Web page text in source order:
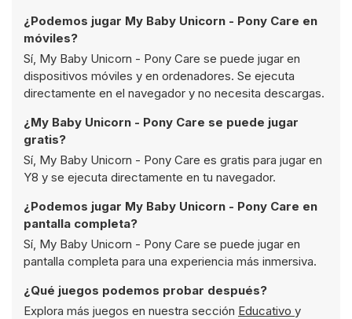
¿Podemos jugar My Baby Unicorn - Pony Care en
móviles?
Sí, My Baby Unicorn - Pony Care se puede jugar en
dispositivos móviles y en ordenadores. Se ejecuta
directamente en el navegador y no necesita descargas.
¿My Baby Unicorn - Pony Care se puede jugar
gratis?
Sí, My Baby Unicorn - Pony Care es gratis para jugar en
Y8 y se ejecuta directamente en tu navegador.
¿Podemos jugar My Baby Unicorn - Pony Care en
pantalla completa?
Sí, My Baby Unicorn - Pony Care se puede jugar en
pantalla completa para una experiencia más inmersiva.
¿Qué juegos podemos probar después?
Explora más juegos en nuestra sección Educativo y